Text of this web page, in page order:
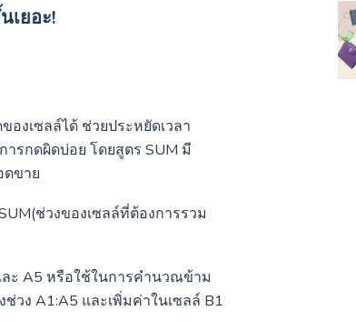
เยอะ!
งเซลล์ได้ ช่วยประหยัดเวลา
ารกดผิดบ่อย โดยสูตร SUM มี
ดขาย
ช่วงของเซลล์ที่ต้องการรวม
ละ A5 หรือใช้ในการคำนวณข้าม
วง A1:A5 และเพิ่มค่าในเซลล์ B1